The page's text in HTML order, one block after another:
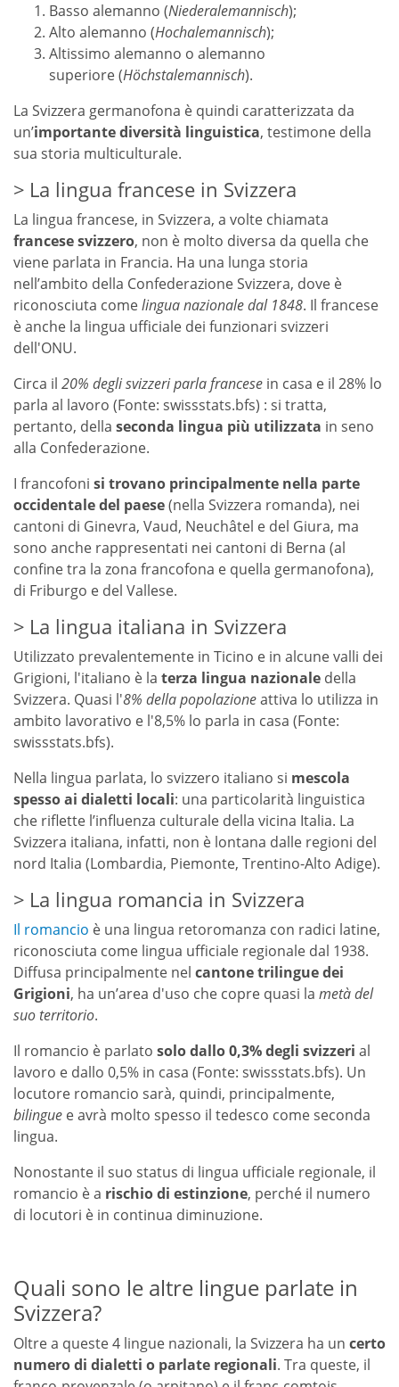
Basso alemanno (Niederalemannisch);
Alto alemanno (Hochalemannisch);
Altissimo alemanno o alemanno
superiore (Höchstalemannisch).
La Svizzera germanofona è quindi caratterizzata da
un’importante diversità linguistica, testimone della
sua storia multiculturale.
La lingua francese in Svizzera
La lingua francese, in Svizzera, a volte chiamata
francese svizzero, non è molto diversa da quella che
viene parlata in Francia. Ha una lunga storia
nell’ambito della Confederazione Svizzera, dove è
riconosciuta comelingua nazionale dal 1848. Il francese
è anche la lingua ufficiale dei funzionari svizzeri
dell'ONU.
Circa il 20% degli svizzeri parla francese in casa e il 28% lo
parla al lavoro (Fonte: swissstats.bfs) : si tratta,
pertanto, della seconda lingua più utilizzata in seno
alla Confederazione.
I francofoni si trovano principalmente nella parte
occidentale del paese(nella Svizzera romanda), nei
cantoni di Ginevra, Vaud, Neuchâtel e del Giura, ma
sono anche rappresentati nei cantoni di Berna (al
confine tra la zona francofona e quella germanofona),
di Friburgo e del Vallese.
La lingua italiana in Svizzera
Utilizzato prevalentemente in Ticino e in alcune valli dei
Grigioni, l'italiano è la terza lingua nazionale della
Svizzera. Quasi l'8% della popolazioneattiva lo utilizza in
ambito lavorativo e l'8,5% lo parla in casa (Fonte:
swissstats.bfs).
Nella lingua parlata, lo svizzero italiano si mescola
spesso ai dialetti locali: una particolarità linguistica
che riflette l’influenza culturale della vicina Italia. La
Svizzera italiana, infatti, non è lontana dalle regioni del
nord Italia (Lombardia, Piemonte, Trentino-Alto Adige).
La lingua romancia in Svizzera
Il romancio è una lingua retoromanza con radici latine,
riconosciuta come lingua ufficiale regionale dal 1938.
Diffusa principalmente nel cantone trilingue dei
Grigioni, ha un’area d'uso che copre quasi la metà del
suo territorio.
Il romancio è parlato solo dallo 0,3% degli svizzeri al
lavoro e dallo 0,5% in casa (Fonte: swissstats.bfs). Un
locutore romancio sarà, quindi, principalmente,
bilingue e avrà molto spesso il tedesco come seconda
lingua.
Nonostante il suo status di lingua ufficiale regionale, il
romancio è a rischio di estinzione, perché il numero
di locutori è in continua diminuzione.
Quali sono le altre lingue parlate in
Svizzera?
Oltre a queste 4 lingue nazionali, la Svizzera ha un certo
numero di dialetti o parlate regionali. Tra queste, il